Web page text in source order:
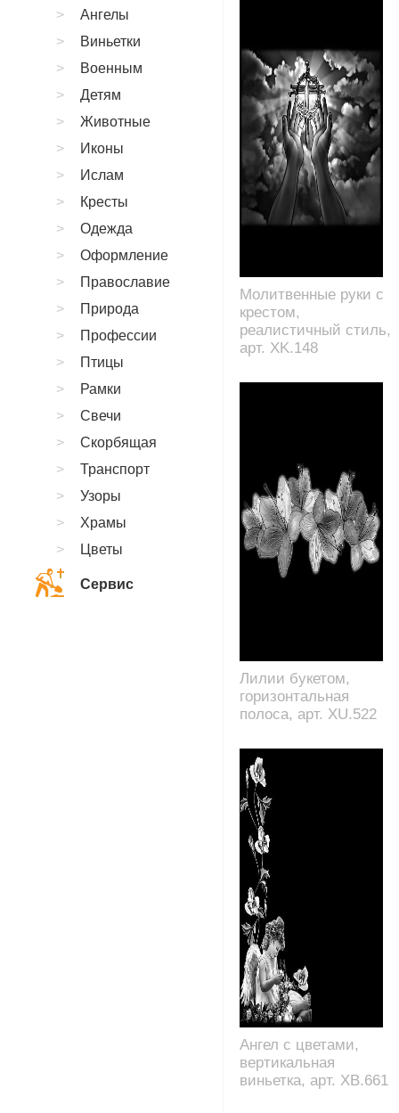
Молитвенные руки с
крестом,
реалистичный стиль,
арт. XK.148
Лилии букетом,
горизонтальная
полоса, арт. XU.522
Ангел с цветами,
вертикальная
виньетка, арт. XB.661
Ангелы
Виньетки
Военным
Детям
Животные
Иконы
Ислам
Кресты
Одежда
Оформление
Православие
Природа
Профессии
Птицы
Рамки
Свечи
Скорбящая
Транспорт
Узоры
Храмы
Цветы
Сервис